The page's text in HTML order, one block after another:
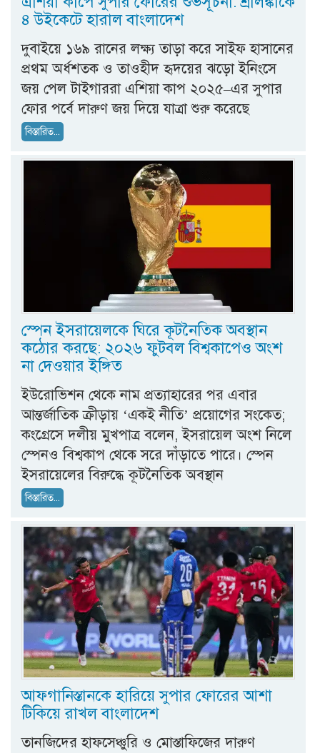
৪ উইকেটে হারাল বাংলাদেশ
দুবাইয়ে ১৬৯ রানের লক্ষ্য তাড়া করে সাইফ হাসানের
প্রথম অর্ধশতক ও তাওহীদ হৃদয়ের ঝড়ো ইনিংসে
জয় পেল টাইগাররা এশিয়া কাপ ২০২৫–এর সুপার
ফোর পর্বে দারুণ জয় দিয়ে যাত্রা শুরু করেছে
বিস্তারিত...
স্পেন ইসরায়েলকে ঘিরে কূটনৈতিক অবস্থান
কঠোর করছে: ২০২৬ ফুটবল বিশ্বকাপেও অংশ
না দেওয়ার ইঙ্গিত
ইউরোভিশন থেকে নাম প্রত্যাহারের পর এবার
আন্তর্জাতিক ক্রীড়ায় ‘একই নীতি’ প্রয়োগের সংকেত;
কংগ্রেসে দলীয় মুখপাত্র বলেন, ইসরায়েল অংশ নিলে
স্পেনও বিশ্বকাপ থেকে সরে দাঁড়াতে পারে। স্পেন
ইসরায়েলের বিরুদ্ধে কূটনৈতিক অবস্থান
বিস্তারিত...
আফগানিস্তানকে হারিয়ে সুপার ফোরের আশা
টিকিয়ে রাখল বাংলাদেশ
তানজিদের হাফসেঞ্চুরি ও মোস্তাফিজের দারুণ